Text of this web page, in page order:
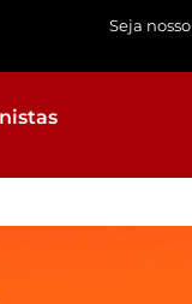
Seja